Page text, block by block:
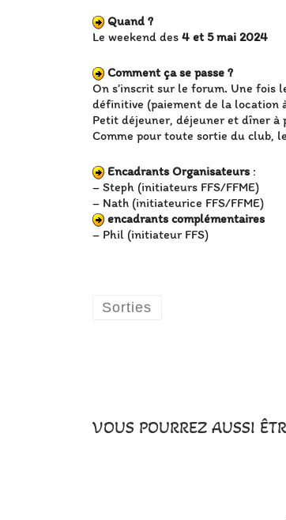
Quand ?
Le weekend des 4 et 5 mai 2024
Comment ça se passe ?
On s’inscrit sur le forum. Une fois
définitive (paiement de la location
Petit déjeuner, déjeuner et dîner
Comme pour toute sortie du club,
Encadrants Organisateurs :
– Steph (initiateurs FFS/FFME)
– Nath (initiateurice FFS/FFME)
encadrants complémentaires
– Phil (initiateur FFS)
Sorties
VOUS POURREZ AUSSI